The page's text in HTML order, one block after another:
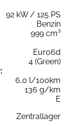
92 kW / 125 PS
Benzin
999 cm³
Euro6d
4 (Green)
6,0 l/100km
136 g/km
E
Zentrallager